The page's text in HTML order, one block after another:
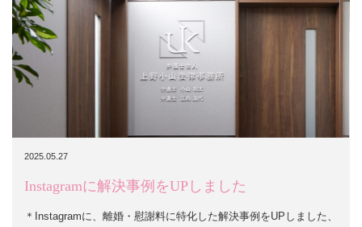
2025.05.27
Instagramに解決事例をUPしました
＊Instagramに、離婚・慰謝料に特化した解決事例をUPしました、